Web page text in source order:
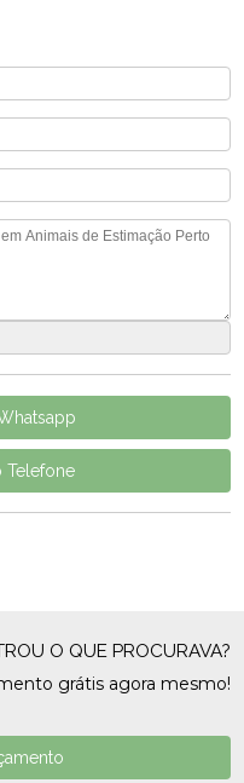
Telefone
O QUE PROCURAVA?
grátis agora mesmo!